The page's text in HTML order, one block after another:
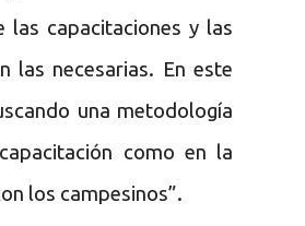
las capacitaciones y las
las necesarias. En este
una metodología
como en la
los campesinos”.